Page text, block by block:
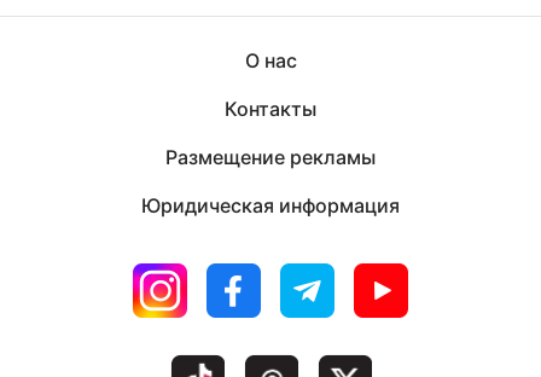
О нас
Контакты
Размещение рекламы
Юридическая информация